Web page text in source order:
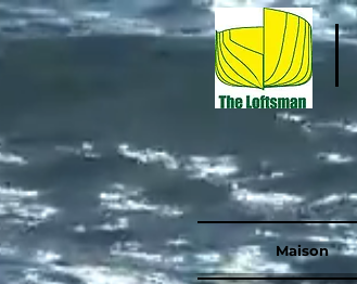
Maison